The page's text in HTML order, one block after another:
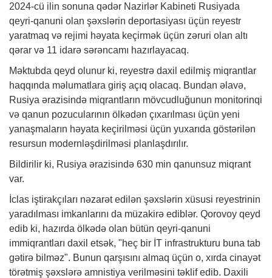
2024-cü ilin sonuna qədər Nazirlər Kabineti Rusiyada
qeyri-qanuni olan şəxslərin deportasiyası üçün reyestr
yaratmaq və rejimi həyata keçirmək üçün zəruri olan altı
qərar və 11 idarə sərəncamı hazırlayacaq.
Məktubda qeyd olunur ki, reyestrə daxil edilmiş miqrantlar
haqqında məlumatlara giriş açıq olacaq. Bundan əlavə,
Rusiya ərazisində miqrantların mövcudluğunun monitorinqi
və qanun pozucularının ölkədən çıxarılması üçün yeni
yanaşmaların həyata keçirilməsi üçün yuxarıda göstərilən
resursun modernləşdirilməsi planlaşdırılır.
Bildirilir ki, Rusiya ərazisində 630 min qanunsuz miqrant
var.
İclas iştirakçıları nəzarət edilən şəxslərin xüsusi reyestrinin
yaradılması imkanlarını da müzakirə ediblər. Qorovoy qeyd
edib ki, hazırda ölkədə olan bütün qeyri-qanuni
immiqrantları daxil etsək, "heç bir İT infrastrukturu buna tab
gətirə bilməz". Bunun qarşısını almaq üçün o, xırda cinayət
törətmiş şəxslərə amnistiya verilməsini təklif edib. Daxili